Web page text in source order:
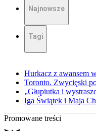
Najnowsze
Tagi
Hurkacz z awansem
Toronto. Zwycięski
„Głupiutka i
Iga Świątek i Maja
Promowane treści